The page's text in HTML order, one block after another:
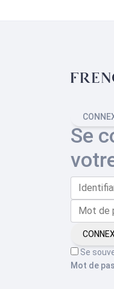
Se
Se
Mot de